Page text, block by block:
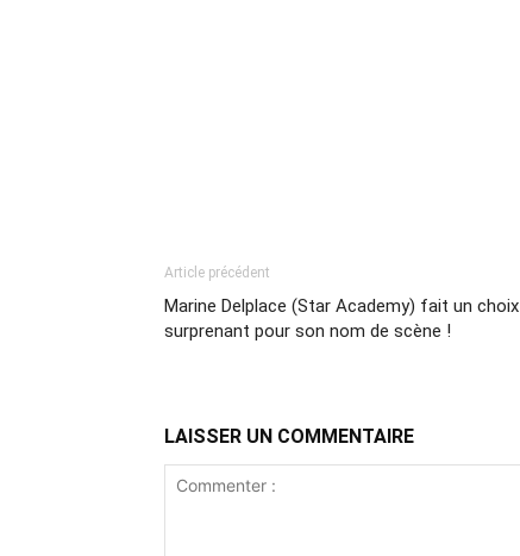
Article précédent
Marine Delplace (Star Academy) fait un choix
surprenant pour son nom de scène !
LAISSER UN COMMENTAIRE